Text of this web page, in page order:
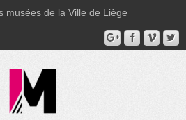
musées de la Ville de Liège